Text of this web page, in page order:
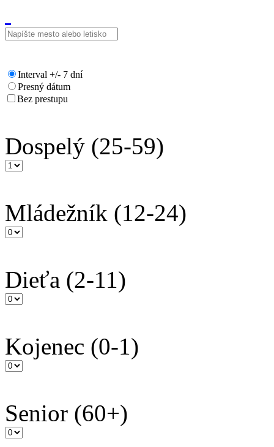
Interval +/- 7 dní
Presný dátum
Bez prestupu
Dospelý (25-59)
Mládežník (12-24)
Dieťa (2-11)
Kojenec (0-1)
Senior (60+)